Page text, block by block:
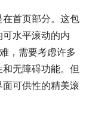
首页部分。这包
水平滚动的内
，需要考虑许多
无障碍功能。但
可供性的精美滚